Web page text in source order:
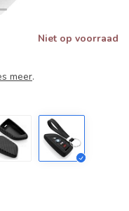
Niet op voorraad
meer.